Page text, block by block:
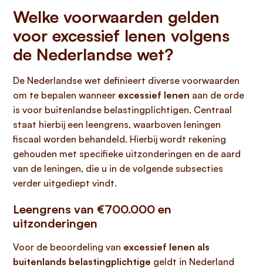
Welke voorwaarden gelden
voor excessief lenen volgens
de Nederlandse wet?
De Nederlandse wet definieert diverse voorwaarden
om te bepalen wanneer excessief lenen aan de orde
is voor buitenlandse belastingplichtigen. Centraal
staat hierbij een leengrens, waarboven leningen
fiscaal worden behandeld. Hierbij wordt rekening
gehouden met specifieke uitzonderingen en de aard
van de leningen, die u in de volgende subsecties
verder uitgediept vindt.
Leengrens van €700.000 en
uitzonderingen
Voor de beoordeling van excessief lenen als
buitenlands belastingplichtige geldt in Nederland